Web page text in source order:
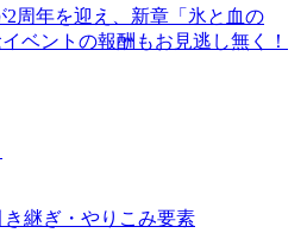
2周年を迎え、新章「氷と血の
ベントの報酬もお見逃し無く！
継ぎ・やりこみ要素